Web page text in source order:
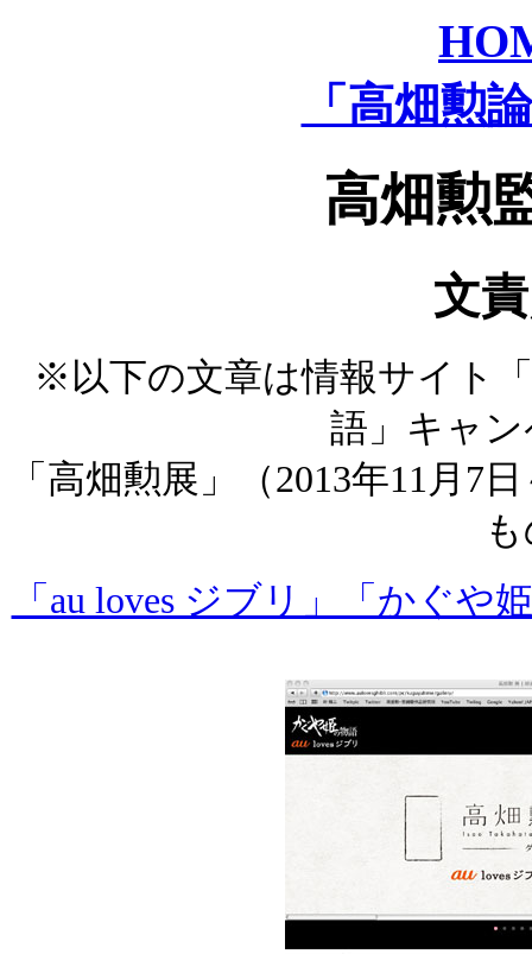
「高畑勲
高畑勲
文
※以下の文章は情報サイト
語」キャ
「高畑勲展」（2013年11月7
「au loves ジブリ」「かぐ